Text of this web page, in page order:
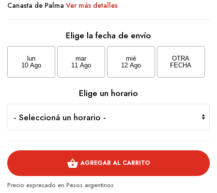
Canasta de Palma Ver más detalles
Elige la fecha de envío
lun
10 Ago
mar
11 Ago
mié
12 Ago
OTRA
FECHA
Elige un horario
shopping_basket AGREGAR AL CARRITO
Precio expresado en Pesos argentinos